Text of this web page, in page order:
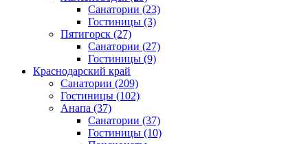
Санатории (23)
Гостиницы (3)
Пятигорск (27)
Санатории (27)
Гостиницы (9)
Краснодарский край
Санатории (209)
Гостиницы (102)
Анапа (37)
Санатории (37)
Гостиницы (10)